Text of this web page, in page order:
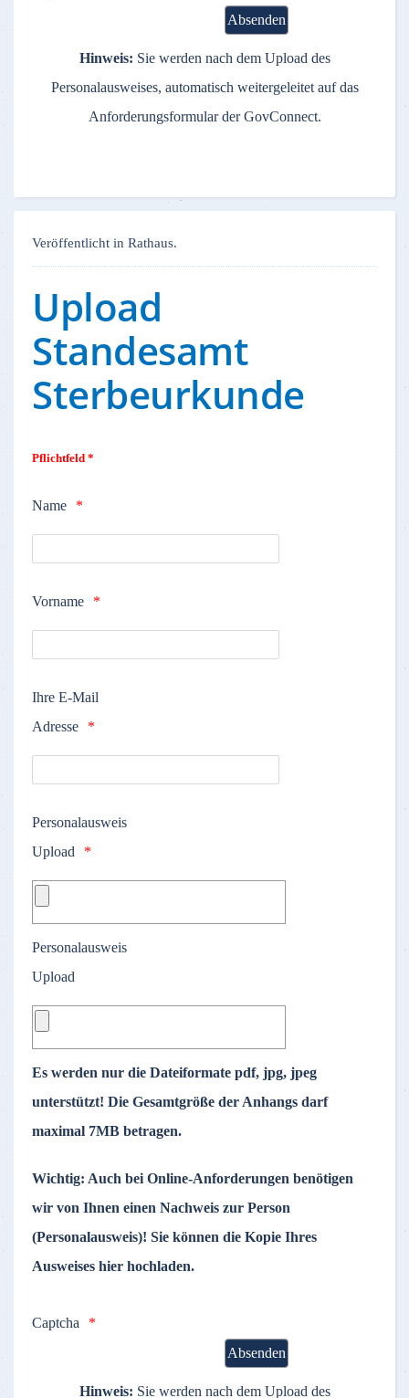
Hinweis: Sie werden nach dem Upload des
Personalausweises, automatisch weitergeleitet auf das
Anforderungsformular der GovConnect.
Veröffentlicht in Rathaus.
Upload
Standesamt
Sterbeurkunde
Pflichtfeld *
Name
Vorname
Ihre E-Mail
Adresse
Personalausweis
Upload
Personalausweis
Upload
Es werden nur die Dateiformate pdf, jpg, jpeg
unterstützt! Die Gesamtgröße der Anhangs darf
maximal 7MB betragen.
Wichtig: Auch bei Online-Anforderungen benötigen
wir von Ihnen einen Nachweis zur Person
(Personalausweis)! Sie können die Kopie Ihres
Ausweises hier hochladen.
Captcha
Hinweis: Sie werden nach dem Upload des